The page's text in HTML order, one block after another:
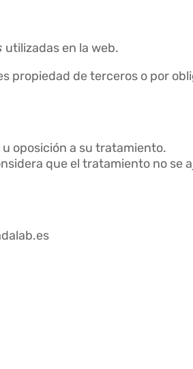
utilizadas en la web.
propiedad de terceros o por
oposición a su tratamiento.
que el tratamiento no se